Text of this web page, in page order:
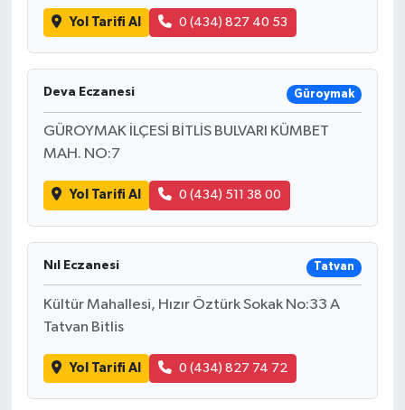
Yol Tarifi Al 0 (434) 827 40 53
Deva Eczanesi Güroymak
GÜROYMAK İLÇESİ BİTLİS BULVARI KÜMBET
MAH. NO:7
Yol Tarifi Al 0 (434) 511 38 00
Nıl Eczanesi Tatvan
Kültür Mahallesi, Hızır Öztürk Sokak No:33 A
Tatvan Bitlis
Yol Tarifi Al 0 (434) 827 74 72